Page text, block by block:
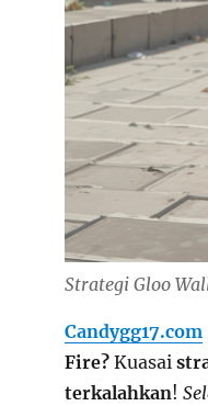
Strategi Gloo
Candygg17.com
Fire?Kuasai
terkalahkan!